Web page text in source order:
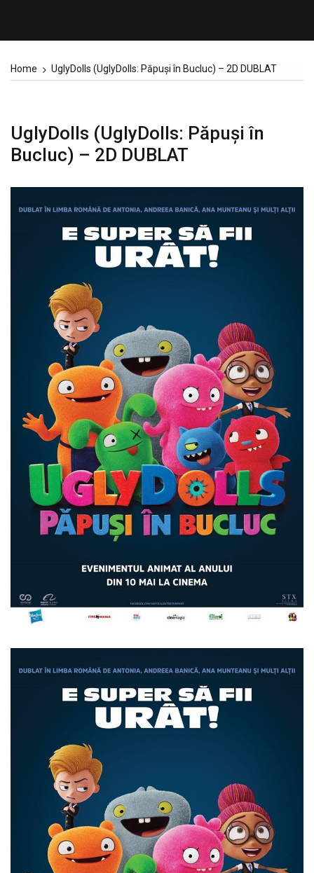
Home UglyDolls (UglyDolls: Păpuși în Bucluc) – 2D DUBLAT
UglyDolls (UglyDolls: Păpuși în
Bucluc) – 2D DUBLAT